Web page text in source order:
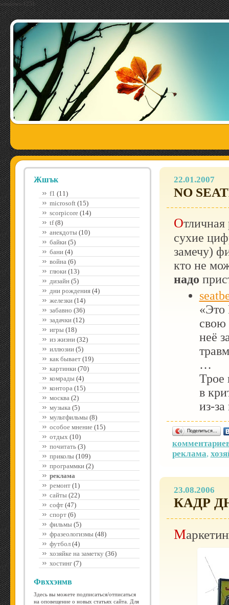
windows-1251
Жшък
f1 (11)
microsoft(15)
scorpicore(14)
tf(8)
анекдоты(10)
байки(5)
бани(4)
война(6)
глюки(13)
дизайн(5)
дни рождения(4)
железки(14)
забавно (36)
задачки(12)
игры(18)
из жизни(32)
иллюзии(5)
как бывает(19)
картинки(70)
комрады(4)
контора(15)
москва(2)
музыка(5)
мультфильмы(8)
особое мнение(15)
отдых (10)
почитать(3)
приколы(109)
программки(2)
реклама
ремонт(1)
сайты(22)
софт(47)
спорт(6)
фильмы(5)
фразеологизмы(48)
футбол(4)
хозяйке на заметку(36)
хостинг(7)
Фвххэнмв
Здесь вы можете подписаться/отписаться
на оповещение о новых статьях сайта. Для
22.01.2007
NO
Отличная реклама для тех, кому сложно воспринимать
сухие
замечу)
кто не
надо
«Это
свою
неё
…
Трое
в
из-за
Поделиться…
реклама,
23.08.2006
КАДР